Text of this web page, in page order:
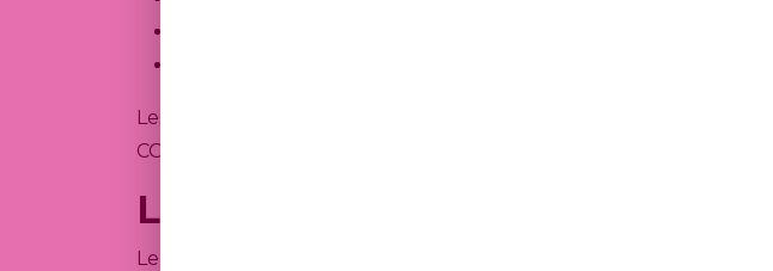
Les documents, supports ou contenus mis à disposition en ligne
COMPAGNIE décline toute responsabilité en cas d’utilisation
Liens externes
Le SITE INTERNET peut contenir des liens hypertextes renvoyant